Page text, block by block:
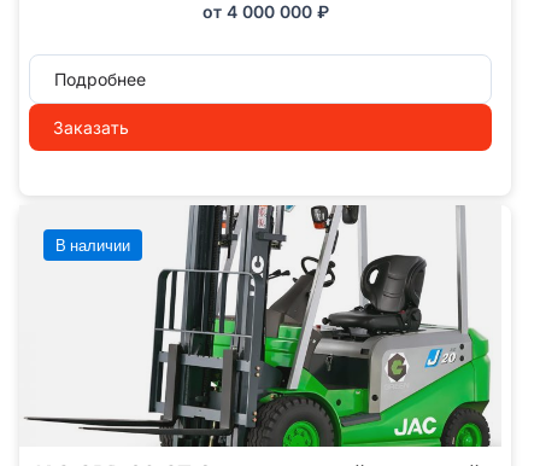
от 4 000 000 ₽
Подробнее
Заказать
В наличии